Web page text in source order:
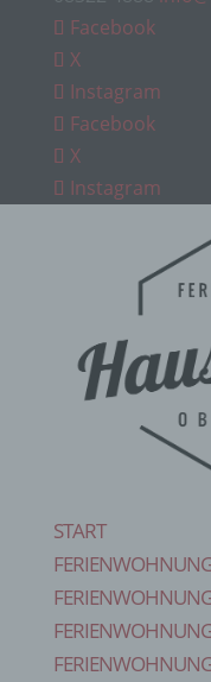
Facebook
X
Instagram
Facebook
X
Instagram
START